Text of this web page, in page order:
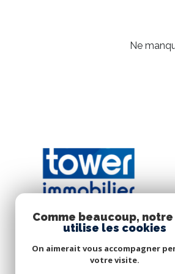
Ne
Comme beaucoup,
utilise les cookies
On aimerait vous accompagner
votre visite.